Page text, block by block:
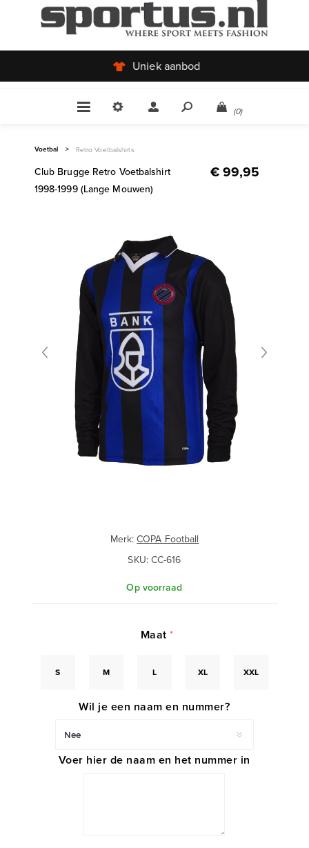
Uniek aanbod
(0)
Voetbal > Retro Voetbalshirts
Club Brugge Retro Voetbalshirt
1998-1999 (Lange Mouwen)
€ 99,95
Merk: COPA Football
SKU: CC-616
Op voorraad
Maat*
S M L XL XXL
Wil je een naam en nummer?
Voer hier de naam en het nummer in